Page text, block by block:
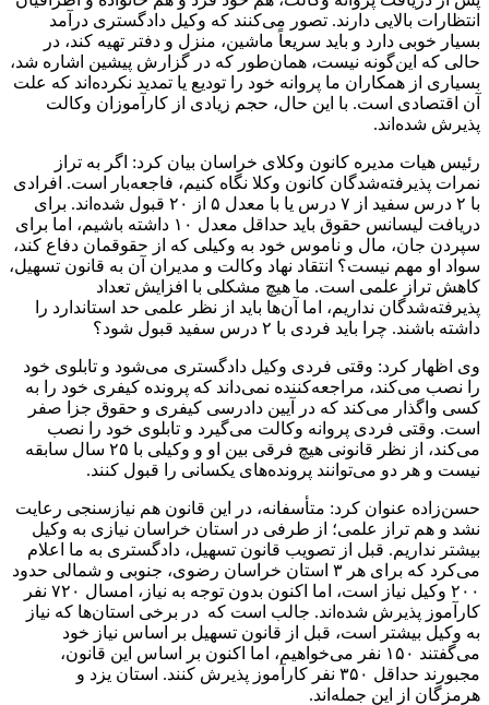
انتظارات بالایی دارند. تصور می‌کنند که وکیل دادگستری درآمد
بسیار خوبی دارد و باید سریعاً ماشین، منزل و دفتر تهیه کند، در
حالی که این‌گونه نیست، همان‌طور که در گزارش پیشین اشاره شد،
بسیاری از همکاران ما پروانه خود را تودیع یا تمدید نکرده‌اند که علت
آن اقتصادی است. با این حال، حجم زیادی از کارآموزان وکالت
پذیرش شده‌اند.
رئیس هیات مدیره کانون وکلای خراسان بیان کرد: اگر به تراز
نمرات پذیرفته‌شدگان کانون وکلا نگاه کنیم، فاجعه‌بار است. افرادی
با ۲ درس سفید از ۷ درس یا با معدل ۵ از ۲۰ قبول شده‌اند. برای
دریافت لیسانس حقوق باید حداقل معدل ۱۰ داشته باشیم، اما برای
سپردن جان، مال و ناموس خود به وکیلی که از حقوقمان دفاع کند،
سواد او مهم نیست؟ انتقاد نهاد وکالت و مدیران آن به قانون تسهیل،
کاهش تراز علمی است. ما هیچ مشکلی با افزایش تعداد
پذیرفته‌شدگان نداریم، اما آن‌ها باید از نظر علمی حد استاندارد را
داشته باشند. چرا باید فردی با ۲ درس سفید قبول شود؟
وی اظهار کرد: وقتی فردی وکیل دادگستری می‌شود و تابلوی خود
را نصب می‌کند، مراجعه‌کننده نمی‌داند که پرونده کیفری خود را به
کسی واگذار می‌کند که در آیین دادرسی کیفری و حقوق جزا صفر
است. وقتی فردی پروانه وکالت می‌گیرد و تابلوی خود را نصب
می‌کند، از نظر قانونی هیچ فرقی بین او و وکیلی با ۲۵ سال سابقه
نیست و هر دو می‌توانند پرونده‌های یکسانی را قبول کنند.
حسن‌زاده عنوان کرد: متأسفانه، در این قانون هم نیازسنجی رعایت
نشد و هم تراز علمی؛ از طرفی در استان خراسان نیازی به وکیل
بیشتر نداریم. قبل از تصویب قانون تسهیل، دادگستری به ما اعلام
می‌کرد که برای هر ۳ استان خراسان رضوی، جنوبی و شمالی حدود
۲۰۰ وکیل نیاز است، اما اکنون بدون توجه به نیاز، امسال ۷۲۰ نفر
کارآموز پذیرش شده‌اند. جالب است که در برخی استان‌ها که نیاز
به وکیل بیشتر است، قبل از قانون تسهیل بر اساس نیاز خود
می‌گفتند ۱۵۰ نفر می‌خواهیم، اما اکنون بر اساس این قانون،
مجبورند حداقل ۳۵۰ نفر کارآموز پذیرش کنند. استان یزد و
هرمزگان از این جمله‌اند.